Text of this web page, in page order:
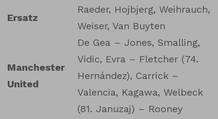
Ersatz
Raeder, Hojbjerg, Weihrauch,
Weiser, Van Buyten
Manchester
United
De Gea – Jones, Smalling,
Vidic, Evra – Fletcher (74.
Hernández), Carrick –
Valencia, Kagawa, Welbeck
(81. Januzaj) – Rooney